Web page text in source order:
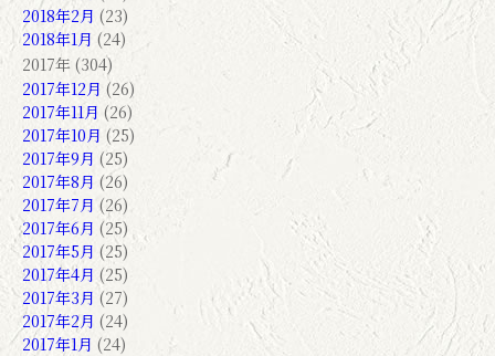
2018年2月 (23)
2018年1月 (24)
2017年 (304)
2017年12月 (26)
2017年11月 (26)
2017年10月 (25)
2017年9月 (25)
2017年8月 (26)
2017年7月 (26)
2017年6月 (25)
2017年5月 (25)
2017年4月 (25)
2017年3月 (27)
2017年2月 (24)
2017年1月 (24)